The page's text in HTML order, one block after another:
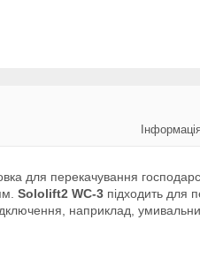
для перекачування
Sololift2 WC-3 підходить для
наприклад,